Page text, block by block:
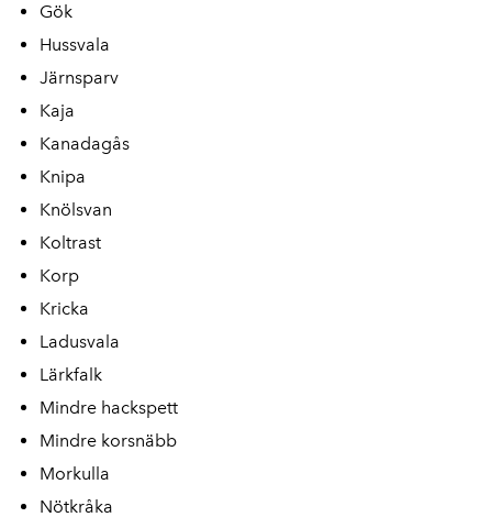
Gök
Hussvala
Järnsparv
Kaja
Kanadagås
Knipa
Knölsvan
Koltrast
Korp
Kricka
Ladusvala
Lärkfalk
Mindre hackspett
Mindre korsnäbb
Morkulla
Nötkråka